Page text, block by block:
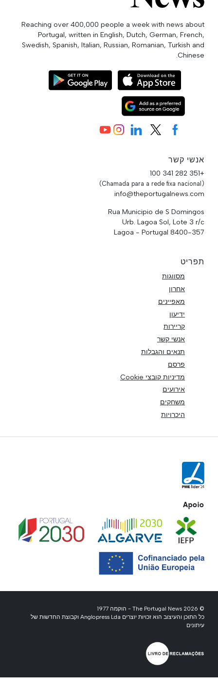
Reaching over 400,000 people a week with news about
Portugal, written in English, Dutch, German, French,
Swedish, Spanish, Italian, Russian, Romanian, Turkish and
Chinese.
אנשי קשר
+351 282 341 100
(Chamada para a rede fixa nacional)
info@theportugalnews.com
Rua Municipio de S Domingos
Urb. Lagoa Sol, Lote 3 r/c
8400-357 Lagoa - Portugal
תפריט
מסווגות
אחרון
מאפיינים
ידיעון
קריירות
אנשי קשר
תנאים והגבלות
פרסם
מדיניות קובצי Cookie
אירועים
משחקים
היכרויות
Apoio
© 2026 The Portugal News - הוקמה 1977
כל התוכן והעיצוב הוא זכויות יוצרים Anglopress Lda וקבוצת החדשות של
עיתונים